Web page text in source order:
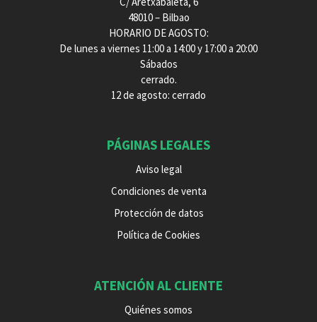
48010 – Bilbao
HORARIO DE AGOSTO:
De lunes a viernes 11:00 a 14:00 y 17:00 a 20:00
Sábados
cerrado.
12 de agosto: cerrado
PÁGINAS LEGALES
Aviso legal
Condiciones de venta
Protección de datos
Política de Cookies
ATENCIÓN AL CLIENTE
Quiénes somos